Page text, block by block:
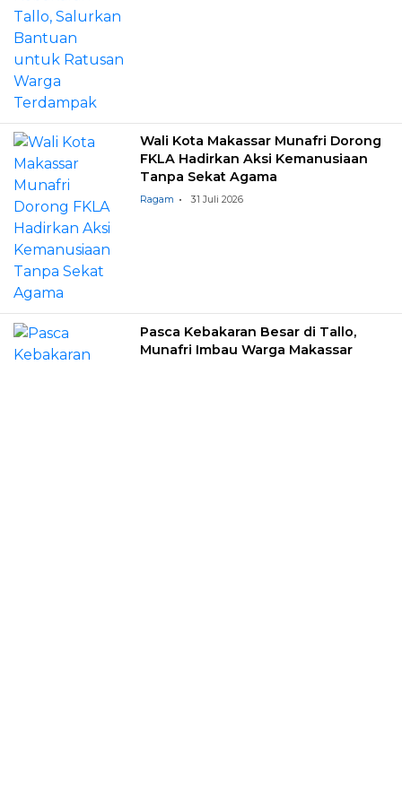
Wali Kota Makassar Munafri Dorong
FKLA Hadirkan Aksi Kemanusiaan
Tanpa Sekat Agama
Ragam 31 Juli 2026
Pasca Kebakaran Besar di Tallo,
Munafri Imbau Warga Makassar